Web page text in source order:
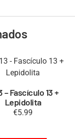
– Fascículo 13 +
Lepidolita
€5.99